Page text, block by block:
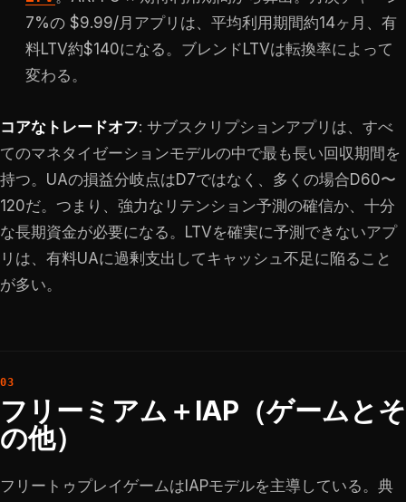
7%の $9.99/月アプリは、平均利用期間約14ヶ月、有
料LTV約$140になる。ブレンドLTVは転換率によって
変わる。
コアなトレードオフ: サブスクリプションアプリは、すべ
てのマネタイゼーションモデルの中で最も長い回収期間を
持つ。UAの損益分岐点はD7ではなく、多くの場合D60〜
120だ。つまり、強力なリテンション予測の確信か、十分
な長期資金が必要になる。LTVを確実に予測できないアプ
リは、有料UAに過剰支出してキャッシュ不足に陥ること
が多い。
フリーミアム＋IAP（ゲームとそ
の他）
フリートゥプレイゲームはIAPモデルを主導している。典